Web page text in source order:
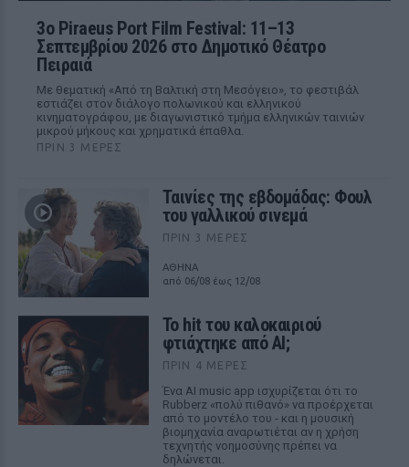
3ο Piraeus Port Film Festival: 11–13
Σεπτεμβρίου 2026 στο Δημοτικό Θέατρο
Πειραιά
Με θεματική «Από τη Βαλτική στη Μεσόγειο», το φεστιβάλ
εστιάζει στον διάλογο πολωνικού και ελληνικού
κινηματογράφου, με διαγωνιστικό τμήμα ελληνικών ταινιών
μικρού μήκους και χρηματικά έπαθλα.
ΠΡΙΝ 3 ΜΈΡΕΣ
Ταινίες της εβδομάδας: Φουλ
του γαλλικού σινεμά
ΠΡΙΝ 3 ΜΈΡΕΣ
ΑΘΗΝΑ
από 06/08 έως 12/08
Το hit του καλοκαιριού
φτιάχτηκε από AI;
ΠΡΙΝ 4 ΜΈΡΕΣ
Ένα AI music app ισχυρίζεται ότι το
Rubberz «πολύ πιθανό» να προέρχεται
από το μοντέλο του - και η μουσική
βιομηχανία αναρωτιέται αν η χρήση
τεχνητής νοημοσύνης πρέπει να
δηλώνεται.